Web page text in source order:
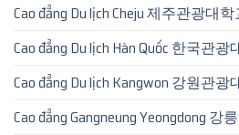
Cao đẳng Du lịch Cheju 제주관광대학
Cao đẳng Du lịch Hàn Quốc 한국관광
Cao đẳng Du lịch Kangwon 강원관광
Cao đẳng Gangneung Yeongdong 강